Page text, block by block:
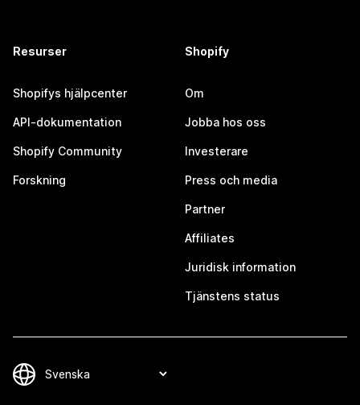
Resurser
Shopifys hjälpcenter
API-dokumentation
Shopify Community
Forskning
Shopify
Om
Jobba hos oss
Investerare
Press och media
Partner
Affiliates
Juridisk information
Tjänstens status